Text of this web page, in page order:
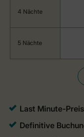
4 Nächte
5 Nächte